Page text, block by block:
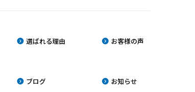
選ばれる理由
ブログ
お客様の声
お知らせ